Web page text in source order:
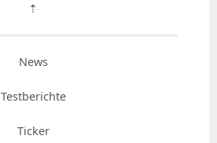
⇡
News
Testberichte
Ticker